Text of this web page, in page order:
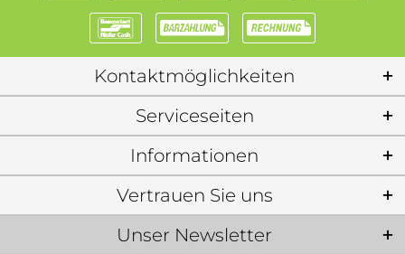
Kontaktmöglichkeiten
Serviceseiten
Informationen
Unser Newsletter
Vertrauen Sie uns